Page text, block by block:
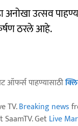
उत्सव
ठरले आहे.
ऑफर्स पाहण्यासाठी
TV.Breaking news
GetLive